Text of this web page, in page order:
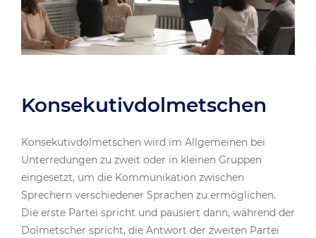
Konsekutivdolmetschen
Konsekutivdolmetschen wird im Allgemeinen bei
Unterredungen zu zweit oder in kleinen Gruppen
eingesetzt, um die Kommunikation zwischen
Sprechern verschiedener Sprachen zu ermöglichen.
Die erste Partei spricht und pausiert dann, während der
Dolmetscher spricht, die Antwort der zweiten Partei